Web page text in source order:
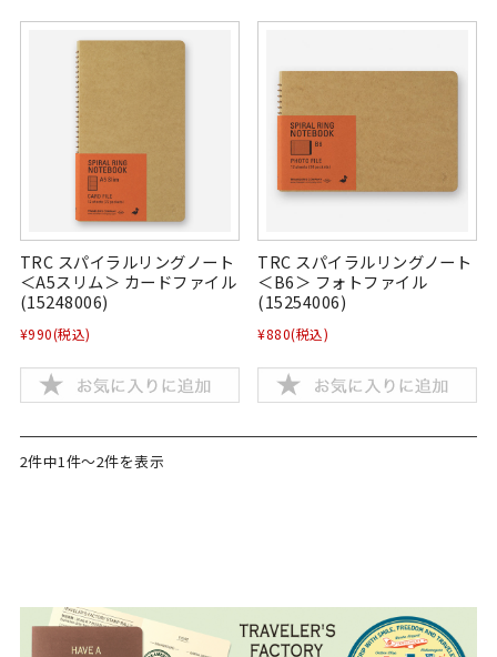
TRC スパイラルリングノート
＜A5スリム＞ カードファイル
(15248006)
¥990(税込)
TRC スパイラルリングノート
＜B6＞ フォトファイル
(15254006)
¥880(税込)
2件中1件～2件を表示